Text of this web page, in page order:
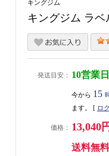
キングジム
キングジム ラベ
発送目安： 10営業日
今から 15
ます。 [ ロ
価格： 13,040
送料無料